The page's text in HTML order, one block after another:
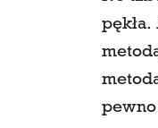
pewno